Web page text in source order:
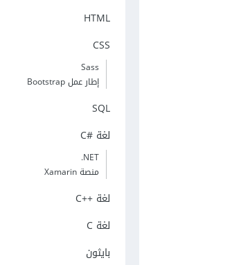
HTML
CSS
Sass
إطار عمل Bootstrap
SQL
لغة C#‎
‎.NET
منصة Xamarin
لغة C++‎
لغة C
بايثون